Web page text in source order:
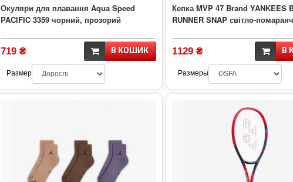
Окуляри для плавання Aqua Speed
PACIFIC 3359 чорний, прозорий
719 ₴ В КОШИК
Размер
Кепка MVP 47 Brand YANKEES
RUNNER SNAP світло-
1129 ₴ В
Размеры